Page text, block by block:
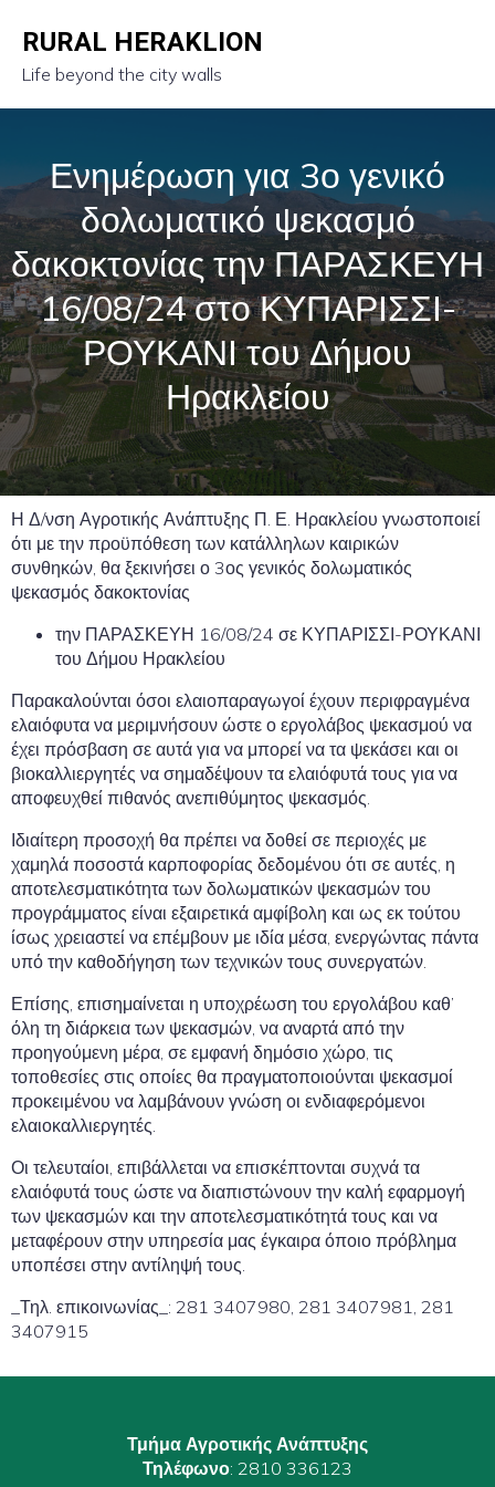
RURAL HERAKLION
Life beyond the city walls
Ενημέρωση για 3ο γενικό
δολωματικό ψεκασμό
δακοκτονίας την ΠΑΡΑΣΚΕΥΗ
16/08/24 στο ΚΥΠΑΡΙΣΣΙ-
ΡΟΥΚΑΝΙ του Δήμου
Ηρακλείου
Η Δ/νση Αγροτικής Ανάπτυξης Π. Ε. Ηρακλείου γνωστοποιεί
ότι με την προϋπόθεση των κατάλληλων καιρικών
συνθηκών, θα ξεκινήσει ο 3ος γενικός δολωματικός
ψεκασμός δακοκτονίας
την ΠΑΡΑΣΚΕΥΗ 16/08/24 σε ΚΥΠΑΡΙΣΣΙ-ΡΟΥΚΑΝΙ
του Δήμου Ηρακλείου
Παρακαλούνται όσοι ελαιοπαραγωγοί έχουν περιφραγμένα
ελαιόφυτα να μεριμνήσουν ώστε ο εργολάβος ψεκασμού να
έχει πρόσβαση σε αυτά για να μπορεί να τα ψεκάσει και οι
βιοκαλλιεργητές να σημαδέψουν τα ελαιόφυτά τους για να
αποφευχθεί πιθανός ανεπιθύμητος ψεκασμός.
Ιδιαίτερη προσοχή θα πρέπει να δοθεί σε περιοχές με
χαμηλά ποσοστά καρποφορίας δεδομένου ότι σε αυτές, η
αποτελεσματικότητα των δολωματικών ψεκασμών του
προγράμματος είναι εξαιρετικά αμφίβολη και ως εκ τούτου
ίσως χρειαστεί να επέμβουν με ιδία μέσα, ενεργώντας πάντα
υπό την καθοδήγηση των τεχνικών τους συνεργατών.
Επίσης, επισημαίνεται η υποχρέωση του εργολάβου καθ’
όλη τη διάρκεια των ψεκασμών, να αναρτά από την
προηγούμενη μέρα, σε εμφανή δημόσιο χώρο, τις
τοποθεσίες στις οποίες θα πραγματοποιούνται ψεκασμοί
προκειμένου να λαμβάνουν γνώση οι ενδιαφερόμενοι
ελαιοκαλλιεργητές.
Οι τελευταίοι, επιβάλλεται να επισκέπτονται συχνά τα
ελαιόφυτά τους ώστε να διαπιστώνουν την καλή εφαρμογή
των ψεκασμών και την αποτελεσματικότητά τους και να
μεταφέρουν στην υπηρεσία μας έγκαιρα όποιο πρόβλημα
υποπέσει στην αντίληψή τους.
_Τηλ. επικοινωνίας_: 281 3407980, 281 3407981, 281
3407915
Τμήμα Αγροτικής Ανάπτυξης
Τηλέφωνο: 2810 336123